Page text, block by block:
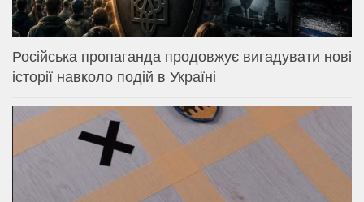
Російська пропаганда продовжує вигадувати нові
історії навколо подій в Україні